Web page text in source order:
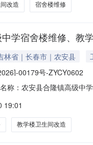
改造 宿舍楼维修
学宿舍楼维修、教
林省｜长春市｜农安县
00179号-ZYCY0602
称：农安县合隆镇高级中
名单：赵志，夏轶梅，张
19:01
教学楼卫生间改造